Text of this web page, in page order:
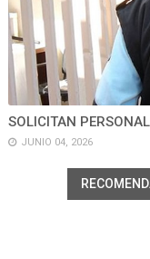
SOLICITAN
JUNIO 04, 2026